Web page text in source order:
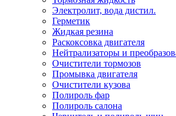
Электролит, вода дистил.
Герметик
Жидкая резина
Раскоксовка двигателя
Нейтрализаторы и
Очистители тормозов
Промывка двигателя
Очистители кузова
Полироль фар
Полироль салона